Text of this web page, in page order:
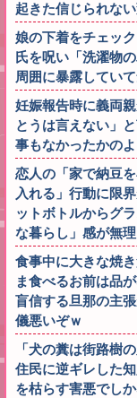
起きた信じられな
娘の下着をチェッ
氏を呪い「洗濯物
周囲に暴露してい
妊娠報告時に義両
とうは言えない」
事もなかったかの
恋人の「家で納豆
入れる」行動に限
ットボトルからグ
な暮らし」感が無
食事中に大きな焼
ま食べるお前は品
盲信する旦那の主
儀悪いぞｗ
「犬の糞は街路樹
住民に逆ギレした
を枯らす害悪でし